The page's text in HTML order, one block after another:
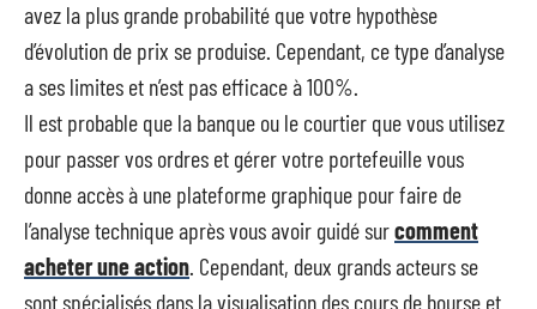
avez la plus grande probabilité que votre hypothèse
d’évolution de prix se produise. Cependant, ce type d’analyse
a ses limites et n’est pas efficace à 100%.
Il est probable que la banque ou le courtier que vous utilisez
pour passer vos ordres et gérer votre portefeuille vous
donne accès à une plateforme graphique pour faire de
l’analyse technique après vous avoir guidé surcomment
acheter une action. Cependant, deux grands acteurs se
sont spécialisés dans la visualisation des cours de bourse et